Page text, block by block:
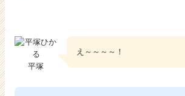
平塚
え～～～～！